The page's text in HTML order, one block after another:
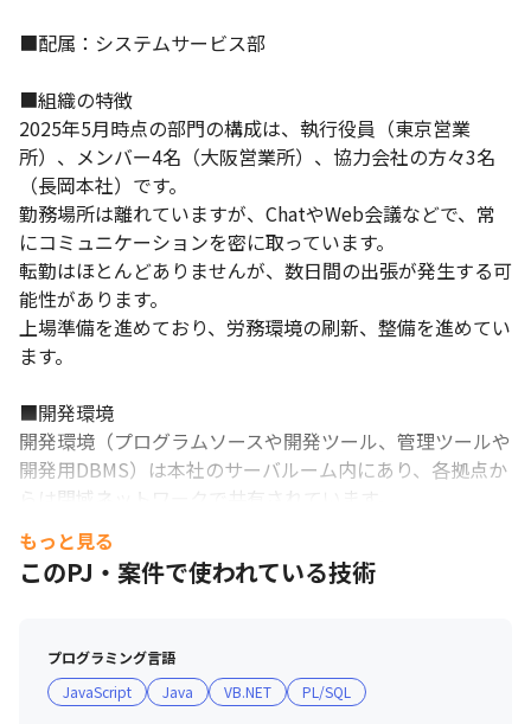
■配属：システムサービス部
■組織の特徴
2025年5月時点の部門の構成は、執行役員（東京営業
所）、メンバー4名（大阪営業所）、協力会社の方々3名
（長岡本社）です。
勤務場所は離れていますが、ChatやWeb会議などで、常
にコミュニケーションを密に取っています。
転勤はほとんどありませんが、数日間の出張が発生する可
能性があります。
上場準備を進めており、労務環境の刷新、整備を進めてい
ます。
■開発環境
開発環境（プログラムソースや開発ツール、管理ツールや
開発用DBMS）は本社のサーバルーム内にあり、各拠点か
らは閉域ネットワークで共有されています。
もっと見る
このPJ・案件で使われている技術
プログラミング言語
JavaScript
Java VB.NET PL/SQL